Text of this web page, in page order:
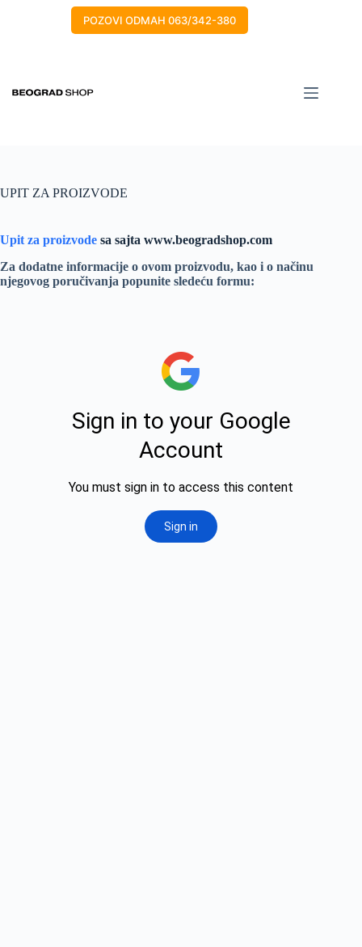
POZOVI ODMAH 063/342-380
UPIT ZA PROIZVODE
Upit za proizvode sa sajta www.beogradshop.com
Za dodatne informacije o ovom proizvodu, kao i o načinu
njegovog poručivanja popunite sledeću formu: